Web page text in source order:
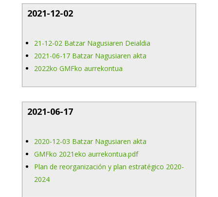
2021-12-02
21-12-02 Batzar Nagusiaren Deialdia
2021-06-17 Batzar Nagusiaren akta
2022ko GMFko aurrekontua
2021-06-17
2020-12-03 Batzar Nagusiaren akta
GMFko 2021eko aurrekontua.pdf
Plan de reorganización y plan estratégico 2020-
2024